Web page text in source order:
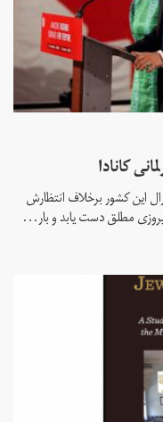
کانادا
این کشور برخلاف انتظارش
پیروزی مطلق دست یابد و بار...